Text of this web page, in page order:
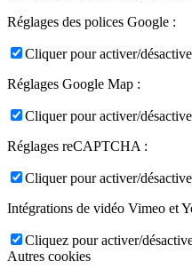
Réglages des polices Google :
Cliquer pour activer/
Réglages Google Map :
Cliquer pour activer/
Réglages reCAPTCHA :
Cliquer pour activer/
Intégrations de vidéo Vimeo et
Cliquez pour activer/
Autres cookies